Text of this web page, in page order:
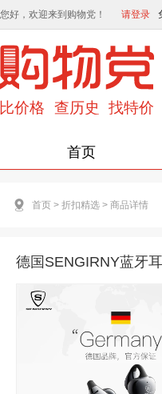
您好，欢迎来到购物党！ 请登录
首页
首页 > 折扣精选 > 商品详情
德国SENGIRNY蓝牙